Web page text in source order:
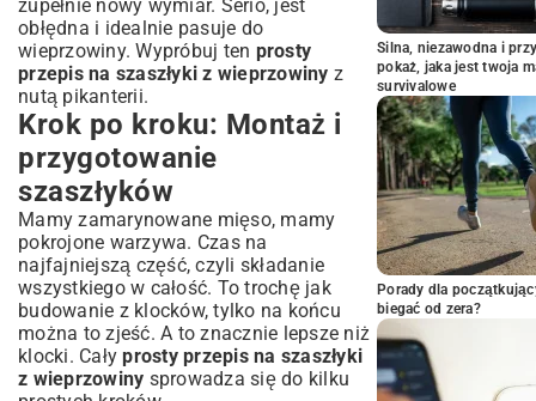
zupełnie nowy wymiar. Serio, jest
obłędna i idealnie pasuje do
wieprzowiny. Wypróbuj ten prosty
przepis na szaszłyki z wieprzowiny z
nutą pikanterii.
Krok po kroku: Montaż i
przygotowanie
szaszłyków
Mamy zamarynowane mięso, mamy
pokrojone warzywa. Czas na
najfajniejszą część, czyli składanie
wszystkiego w całość. To trochę jak
budowanie z klocków, tylko na końcu
można to zjeść. A to znacznie lepsze niż
klocki. Całyprosty przepis na szaszłyki
z wieprzowiny sprowadza się do kilku
Silna, niezawodna i
pokaż, jaka jest twoja
survivalowe
Porady dla
biegać od zera?